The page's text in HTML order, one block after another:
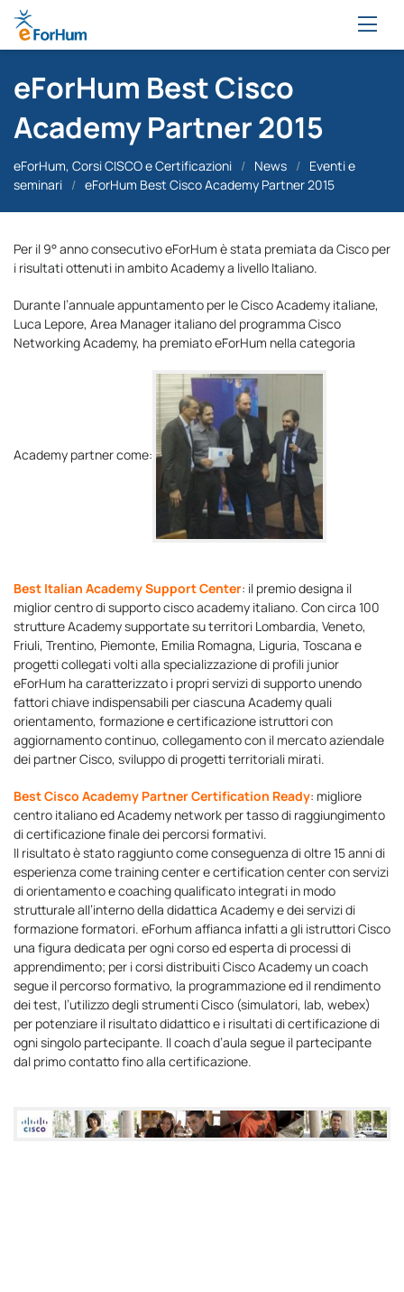
eForHum Best Cisco
Academy Partner 2015
eForHum, Corsi CISCO e Certificazioni / News / Eventi e
seminari / eForHum Best Cisco Academy Partner 2015
Per il 9° anno consecutivo eForHum è stata premiata da Cisco per
i risultati ottenuti in ambito Academy a livello Italiano.
Durante l’annuale appuntamento per le Cisco Academy italiane,
Luca Lepore, Area Manager italiano del programma Cisco
Networking Academy, ha premiato eForHum nella categoria
Academy partner come:
Best Italian Academy Support Center: il premio designa il
miglior centro di supporto cisco academy italiano. Con circa 100
strutture Academy supportate su territori Lombardia, Veneto,
Friuli, Trentino, Piemonte, Emilia Romagna, Liguria, Toscana e
progetti collegati volti alla specializzazione di profili junior
eForHum ha caratterizzato i propri servizi di supporto unendo
fattori chiave indispensabili per ciascuna Academy quali
orientamento, formazione e certificazione istruttori con
aggiornamento continuo, collegamento con il mercato aziendale
dei partner Cisco, sviluppo di progetti territoriali mirati.
Best Cisco Academy Partner Certification Ready: migliore
centro italiano ed Academy network per tasso di raggiungimento
di certificazione finale dei percorsi formativi.
Il risultato è stato raggiunto come conseguenza di oltre 15 anni di
esperienza come training center e certification center con servizi
di orientamento e coaching qualificato integrati in modo
strutturale all’interno della didattica Academy e dei servizi di
formazione formatori. eForhum affianca infatti a gli istruttori Cisco
una figura dedicata per ogni corso ed esperta di processi di
apprendimento; per i corsi distribuiti Cisco Academy un coach
segue il percorso formativo, la programmazione ed il rendimento
dei test, l’utilizzo degli strumenti Cisco (simulatori, lab, webex)
per potenziare il risultato didattico e i risultati di certificazione di
ogni singolo partecipante. Il coach d’aula segue il partecipante
dal primo contatto fino alla certificazione.